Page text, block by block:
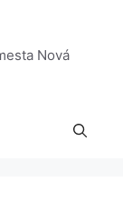
Nová